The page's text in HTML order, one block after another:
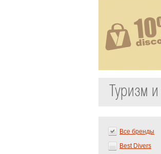
Туризм
Все бренды
Best Divers